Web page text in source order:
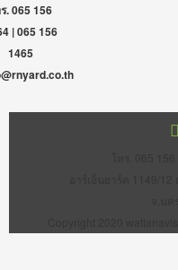
. 065 156
| 065 156
1465